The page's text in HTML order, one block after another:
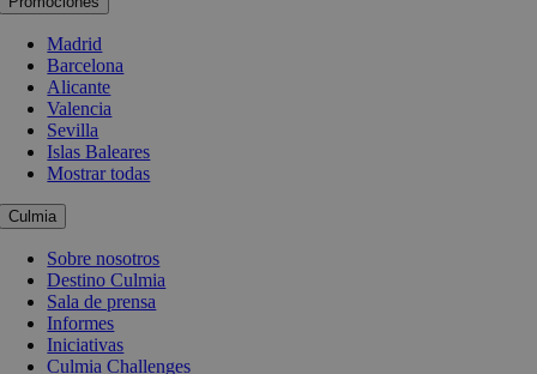
Madrid
Barcelona
Alicante
Valencia
Sevilla
Islas Baleares
Mostrar todas
Culmia
Sobre nosotros
Destino Culmia
Sala de prensa
Informes
Iniciativas
Culmia Challenges